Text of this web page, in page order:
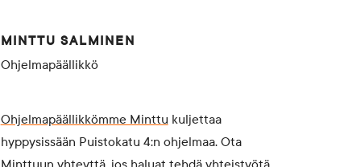
MINTTU SALMINEN
Ohjelmapäällikkö
Ohjelmapäällikkömme Minttu kuljettaa
hyppysissään Puistokatu 4:n ohjelmaa. Ota